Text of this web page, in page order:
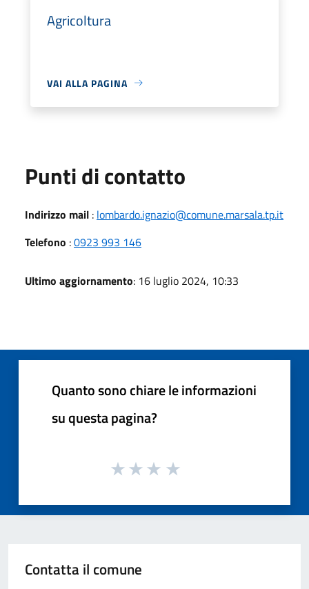
Agricoltura
VAI ALLA PAGINA
Punti di contatto
Indirizzo mail : lombardo.ignazio@comune.marsala.tp.it
Telefono :0923 993 146
Ultimo aggiornamento: 16 luglio 2024, 10:33
Quanto sono chiare le informazioni
su questa pagina?
Contatta il comune